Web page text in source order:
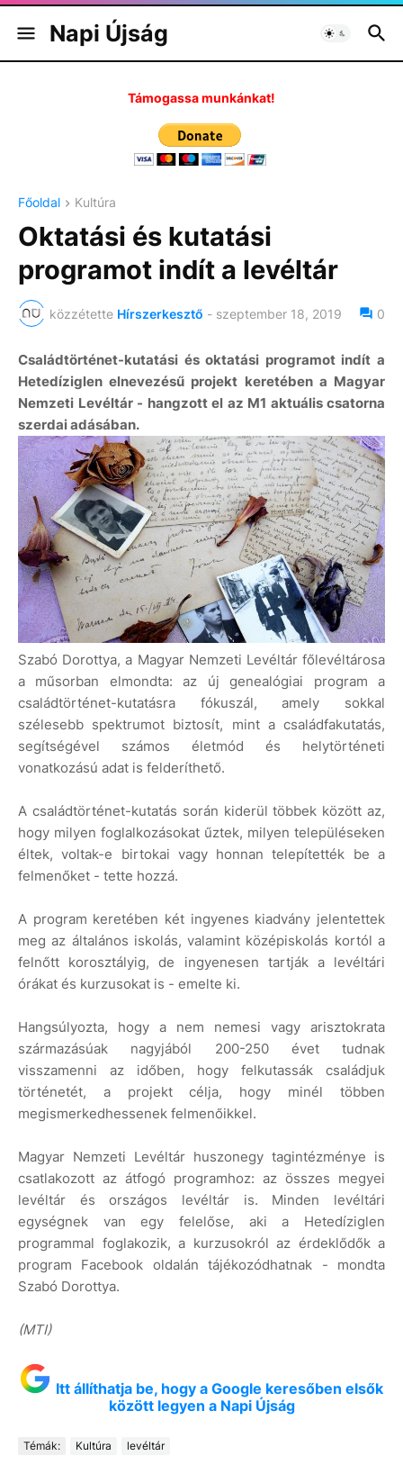
Napi Újság
Támogassa munkánkat!
Főoldal Kultúra
Oktatási és kutatási
programot indít a levéltár
közzétette Hírszerkesztő - szeptember 18, 2019 0
Családtörténet-kutatási és oktatási programot indít a
Hetedíziglen elnevezésű projekt keretében a Magyar
Nemzeti Levéltár - hangzott el az M1 aktuális csatorna
szerdai adásában.
Szabó Dorottya, a Magyar Nemzeti Levéltár főlevéltárosa
a műsorban elmondta: az új genealógiai program a
családtörténet-kutatásra fókuszál, amely sokkal
szélesebb spektrumot biztosít, mint a családfakutatás,
segítségével számos életmód és helytörténeti
vonatkozású adat is felderíthető.
A családtörténet-kutatás során kiderül többek között az,
hogy milyen foglalkozásokat űztek, milyen településeken
éltek, voltak-e birtokai vagy honnan telepítették be a
felmenőket - tette hozzá.
A program keretében két ingyenes kiadvány jelentettek
meg az általános iskolás, valamint középiskolás kortól a
felnőtt korosztályig, de ingyenesen tartják a levéltári
órákat és kurzusokat is - emelte ki.
Hangsúlyozta, hogy a nem nemesi vagy arisztokrata
származásúak nagyjából 200-250 évet tudnak
visszamenni az időben, hogy felkutassák családjuk
történetét, a projekt célja, hogy minél többen
megismerkedhessenek felmenőikkel.
Magyar Nemzeti Levéltár huszonegy tagintézménye is
csatlakozott az átfogó programhoz: az összes megyei
levéltár és országos levéltár is. Minden levéltári
egységnek van egy felelőse, aki a Hetedíziglen
programmal foglakozik, a kurzusokról az érdeklődők a
program Facebook oldalán tájékozódhatnak - mondta
Szabó Dorottya.
(MTI)
Itt állíthatja be, hogy a Google keresőben elsők
között legyen a Napi Újság
Témák: Kultúra levéltár